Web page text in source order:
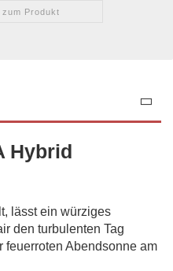
zum Produkt
Hybrid
lässt ein würziges
den turbulenten Tag
Abendsonne am